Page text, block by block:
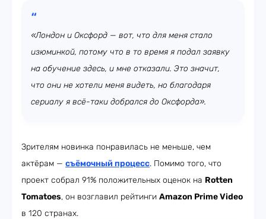
«Лондон и Оксфорд — вот, что для меня стало
изюминкой, потому что в то время я подал заявку
на обучение здесь, и мне отказали. Это значит,
что они не хотели меня видеть, но благодаря
сериалу я всё-таки добрался до Оксфорда».
Зрителям новинка понравилась не меньше, чем
актёрам — съёмочный процесс. Помимо того, что
проект собрал 91% положительных оценок на Rotten
Tomatoes, он возглавил рейтинги Amazon Prime Video
в 120 странах.